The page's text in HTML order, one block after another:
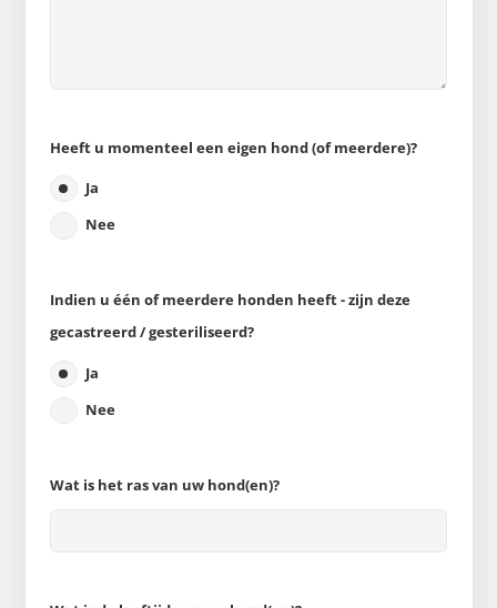
Heeft u momenteel een eigen hond (of meerdere)?
Ja
Nee
Indien u één of meerdere honden heeft - zijn deze
gecastreerd / gesteriliseerd?
Ja
Nee
Wat is het ras van uw hond(en)?